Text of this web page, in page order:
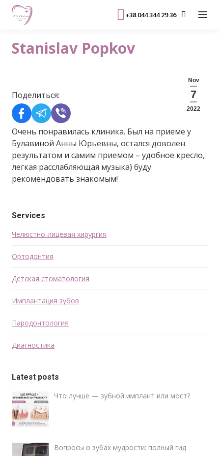
+38 044 344 29 36
Stanislav Popkov
Nov
7
2022
Поделиться:
Очень понравилась клиника. Был на приеме у
Булавиной Анны Юрьевны, остался доволен
результатом и самим приемом – удобное кресло,
легкая расслабляющая музыка) буду
рекомендовать знакомым!
Services
Челюстно-лицевая хирургия
Ортодонтия
Детская стоматология
Имплантация зубов
Пародонтология
Диагностика
Latest posts
Что лучше — зубной имплант или мост?
Вопросы о зубах мудрости: полный гид